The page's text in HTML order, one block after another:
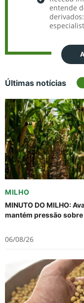
entende
Últimas notícias
MILHO
MINUTO DO MILHO:
mantém pressão
06/08/26